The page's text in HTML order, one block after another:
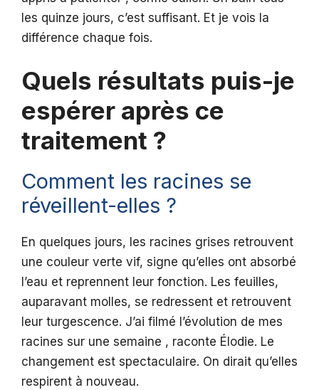
les quinze jours, c’est suffisant. Et je vois la
différence chaque fois.
Quels résultats puis-je
espérer après ce
traitement ?
Comment les racines se
réveillent-elles ?
En quelques jours, les racines grises retrouvent
une couleur verte vif, signe qu’elles ont absorbé
l’eau et reprennent leur fonction. Les feuilles,
auparavant molles, se redressent et retrouvent
leur turgescence. J’ai filmé l’évolution de mes
racines sur une semaine , raconte Élodie. Le
changement est spectaculaire. On dirait qu’elles
respirent à nouveau.